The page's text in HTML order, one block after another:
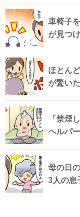
車椅子
が見つ
ほとん
が驚い
「禁煙
ヘルパ
母の日
3人の息